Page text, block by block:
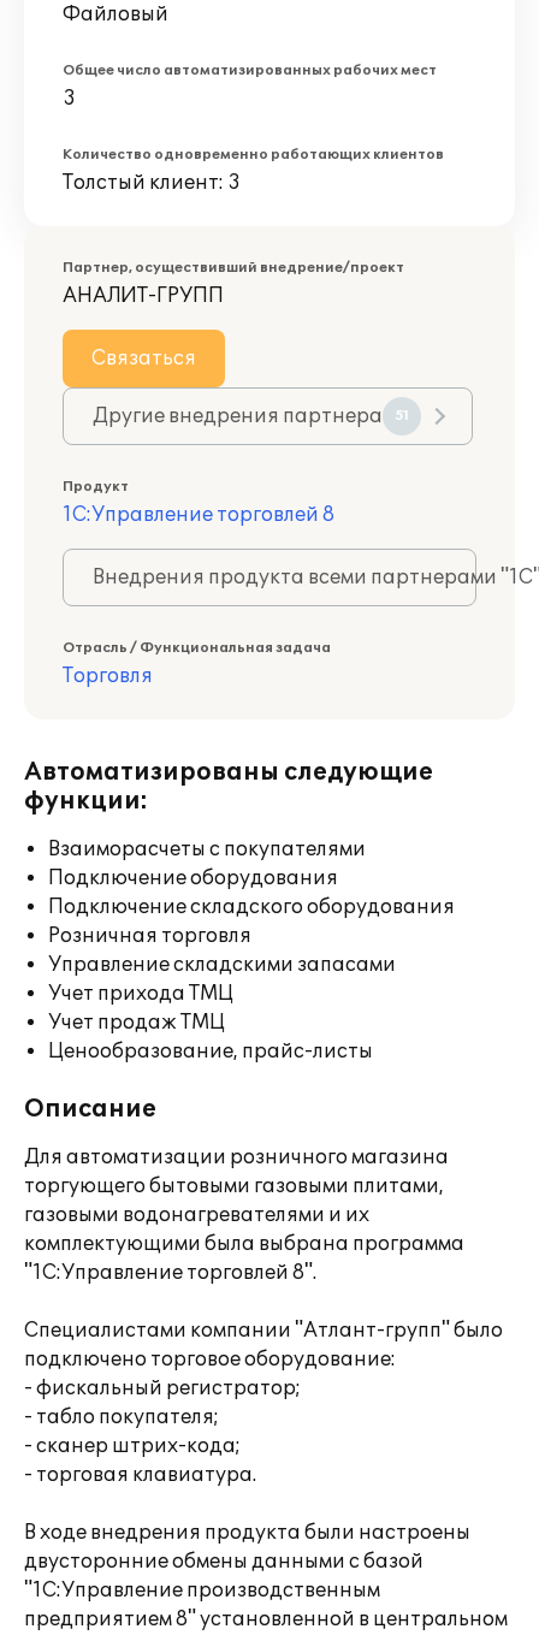
Файловый
Общее число автоматизированных рабочих мест
3
Количество одновременно работающих клиентов
Толстый клиент: 3
Партнер, осуществивший внедрение/проект
АНАЛИТ-ГРУПП
Связаться
Другие внедрения партнера 51
Продукт
1С:Управление торговлей 8
Внедрения продукта всеми партнерами
Отрасль / Функциональная задача
Торговля
Автоматизированы следующие
функции:
Взаиморасчеты с покупателями
Подключение оборудования
Подключение складского оборудования
Розничная торговля
Управление складскими запасами
Учет прихода ТМЦ
Учет продаж ТМЦ
Ценообразование, прайс-листы
Описание
Для автоматизации розничного магазина
торгующего бытовыми газовыми плитами,
газовыми водонагревателями и их
комплектующими была выбрана программа
"1С:Управление торговлей 8".
Специалистами компании "Атлант-групп" было
подключено торговое оборудование:
- фискальный регистратор;
- табло покупателя;
- сканер штрих-кода;
- торговая клавиатура.
В ходе внедрения продукта были настроены
двусторонние обмены данными с базой
"1С:Управление производственным
предприятием 8" установленной в центральном